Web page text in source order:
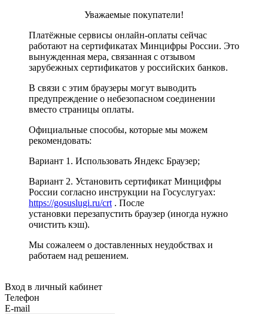
Уважаемые покупатели!
Платёжные сервисы онлайн-оплаты сейчас
работают на сертификатах Минцифры России. Это
вынужденная мера, связанная с отзывом
зарубежных сертификатов у российских банков.
В связи с этим браузеры могут выводить
предупреждение о небезопасном соединении
вместо страницы оплаты.
Официальные способы, которые мы можем
рекомендовать:
Вариант 1. Использовать Яндекс Браузер;
Вариант 2. Установить сертификат Минцифры
России согласно инструкции на Госуслугуах:
https://gosuslugi.ru/crt . После
установки перезапустить браузер (иногда нужно
очистить кэш).
Мы сожалеем о доставленных неудобствах и
работаем над решением.
Вход в личный кабинет
Телефон
E-mail